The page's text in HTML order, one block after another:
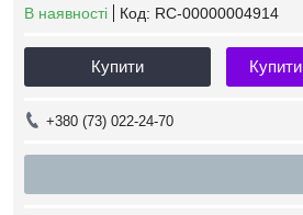
В наявності Код: RC-00000004914
Купити
+380 (73) 022-24-70